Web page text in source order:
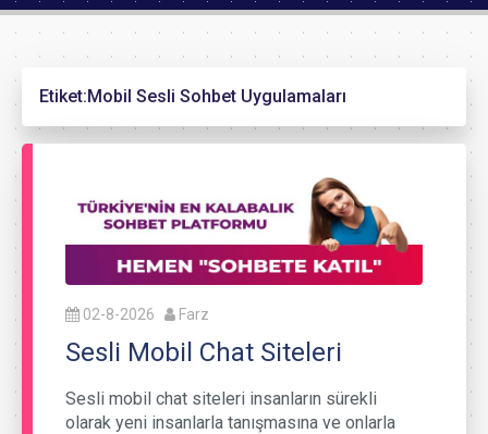
Etiket:Mobil Sesli Sohbet Uygulamaları
02-8-2026 Farz
Sesli Mobil Chat Siteleri
Sesli mobil chat siteleri insanların sürekli
olarak yeni insanlarla tanışmasına ve onlarla